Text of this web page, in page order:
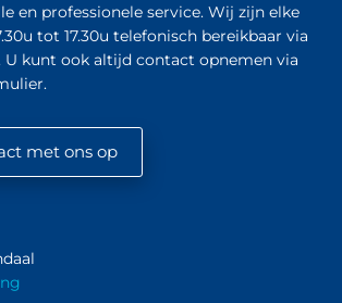
en professionele service. Wij zijn elke
tot 17.30u telefonisch bereikbaar via
U kunt ook altijd contact opnemen via
met ons op